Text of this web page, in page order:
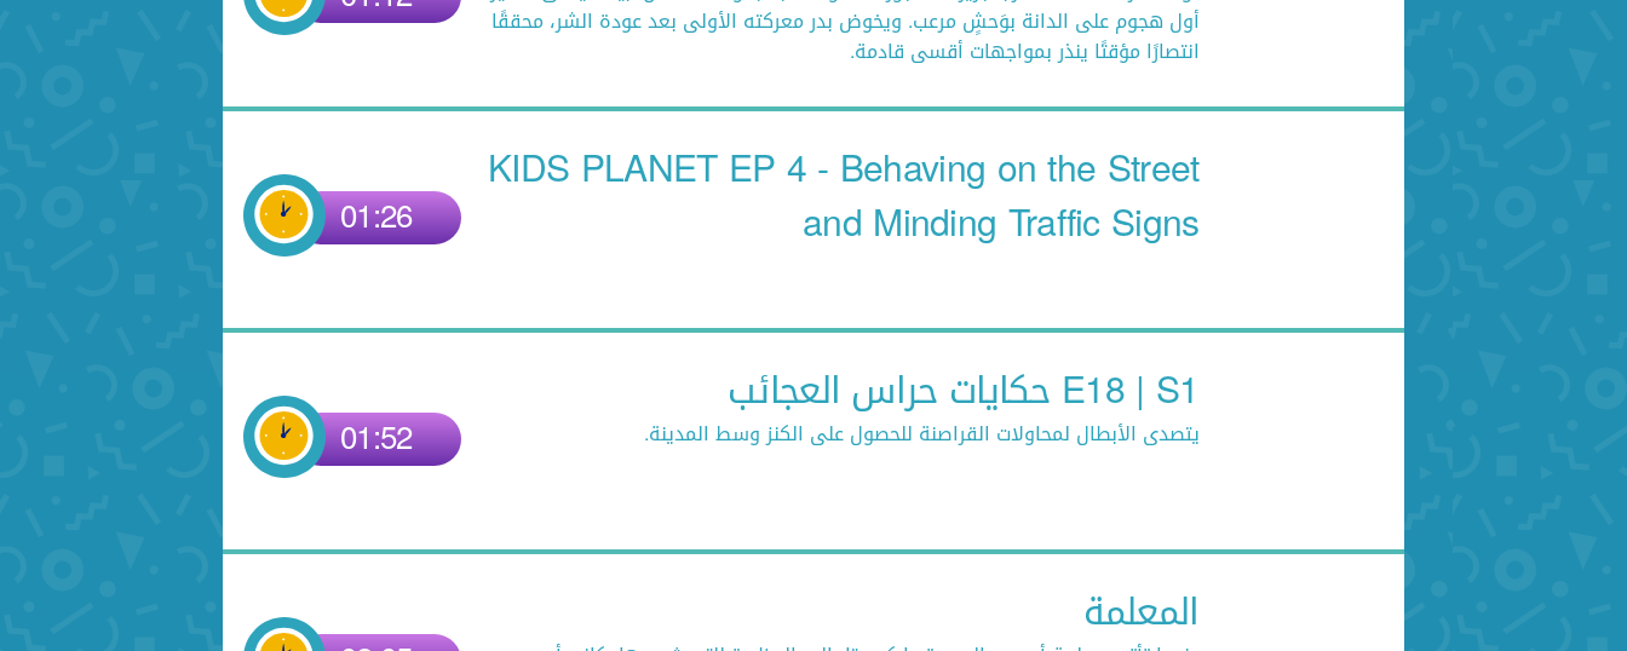
أول هجوم على الدانة بوَحشٍ مرعب. ويخوض بدر معركته الأولى بعد عودة الشر، محققًا
انتصارًا مؤقتًا ينذر بمواجهات أقسى قادمة.
KIDS PLANET EP 4 - Behaving on the Street
and Minding Traffic Signs
01:26
E18 | S1 حكايات حراس العجائب
يتصدى الأبطال لمحاولات القراصنة للحصول على الكنز وسط المدينة. 01:52
المعلمة